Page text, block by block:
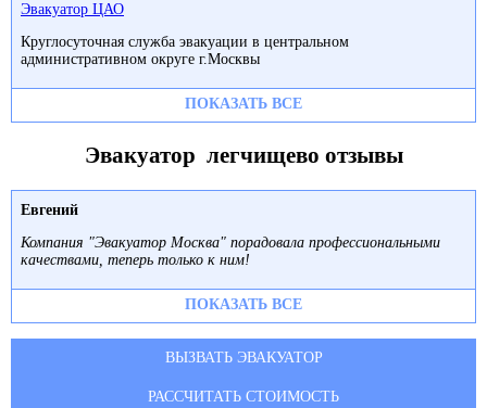
Эвакуатор ЦАО
Круглосуточная служба эвакуации в центральном
административном округе г.Москвы
ПОКАЗАТЬ ВСЕ
Эвакуатор легчищево отзывы
Евгений
Компания "Эвакуатор Москва" порадовала профессиональными
качествами, теперь только к ним!
ПОКАЗАТЬ ВСЕ
ВЫЗВАТЬ ЭВАКУАТОР
РАССЧИТАТЬ СТОИМОСТЬ